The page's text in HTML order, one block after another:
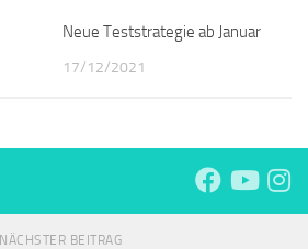
Neue Teststrategie ab Januar
17/12/2021
NÄCHSTER BEITRAG